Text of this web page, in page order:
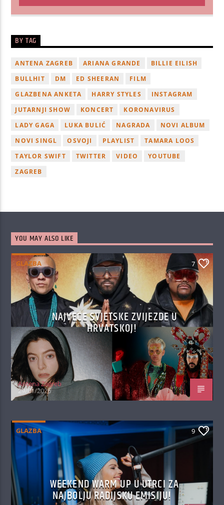
BY TAG
ANTENA ZAGREB ARIANA GRANDE
BILLIE EILISH
BULLHIT
DM ED SHEERAN
FILM
GLAZBENA ANKETA
HARRY STYLES
INSTAGRAM
JUTARNJI SHOW
KONCERT
KORONAVIRUS
LADY GAGA
LUKA BULIĆ NAGRADA
NOVI ALBUM
NOVI SINGL
OSVOJI PLAYLIST
TAMARA LOOS
TAYLOR SWIFT
TWITTER VIDEO
YOUTUBE
ZAGREB
YOU MAY ALSO LIKE
GLAZBA 7
NAJVEĆE SVJETSKE ZVIJEZDE U
HRVATSKOJ!
Antena Zagreb
29/01/2026
GLAZBA 9
WEEKEND WARM UP U UTRCI ZA
NAJBOLJU RADIJSKU EMISIJU!